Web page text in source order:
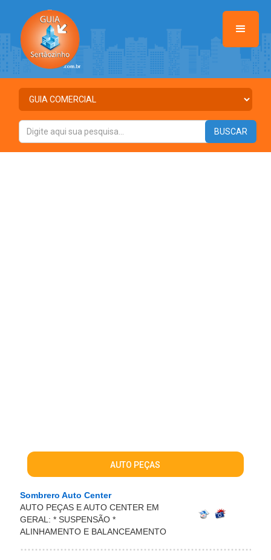
AUTO PEÇAS
Sombrero Auto Center
AUTO PEÇAS E AUTO CENTER EM
GERAL: * SUSPENSÃO *
ALINHAMENTO E BALANCEAMENTO